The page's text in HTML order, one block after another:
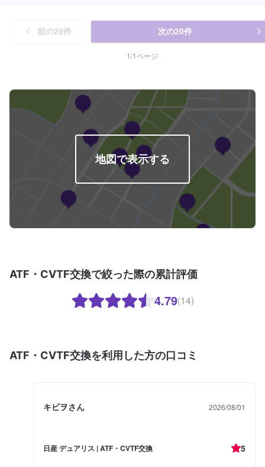
前の20件 次の20件
1/1ページ
地図で表示する
ATF・CVTF交換で絞った際の累計評価
4.79(14)
ATF・CVTF交換を利用した方の口コミ
キビヲさん 2026/08/01
日産 デュアリス | ATF・CVTF交換 5